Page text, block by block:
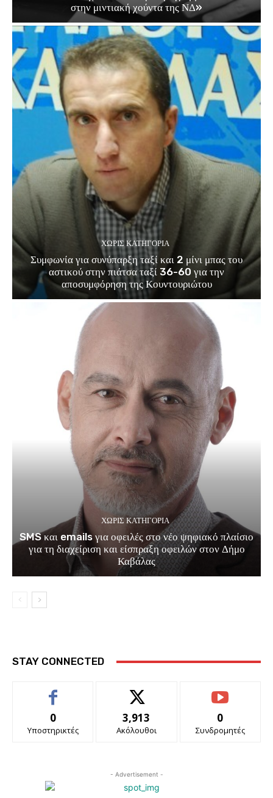
στην μιντιακή χούντα της ΝΔ»
ΧΩΡΊΣ ΚΑΤΗΓΟΡΊΑ
Συμφωνία για συνύπαρξη ταξί και 2 μίνι μπας του
αστικού στην πιάτσα ταξί 36-60 για την
αποσυμφόρηση της Κουντουριώτου
ΧΩΡΊΣ ΚΑΤΗΓΟΡΊΑ
SMS και emails για οφειλές στο νέο ψηφιακό πλαίσιο
για τη διαχείριση και είσπραξη οφειλών στον Δήμο
Καβάλας
STAY CONNECTED
0
Υποστηρικτές
3,913
Ακόλουθοι
0
Συνδρομητές
- Advertisement -